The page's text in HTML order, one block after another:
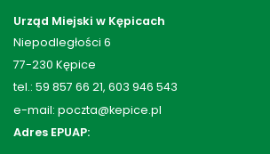
Urząd Miejski w Kępicach
Niepodległości 6
77-230 Kępice
tel.: 59 857 66 21, 603 946 543
e-mail: poczta@kepice.pl
Adres EPUAP: